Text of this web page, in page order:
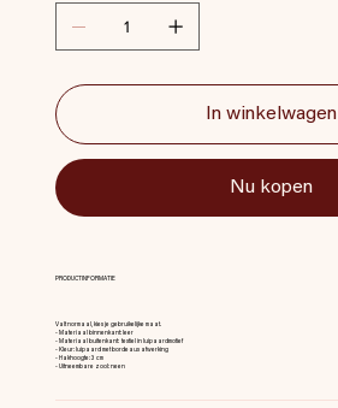
In winkelwagen
Nu kopen
PRODUCTINFORMATIE
Valt normaal, kies je gebruikelijke maat.
- Materiaal binnenkant: leer
- Materiaal buitenkant: textiel in luipaardmotief
- Kleur: luipaard met bordeaux afwerking
- Hakhoogte: 3 cm
- Uitneembare zool: neen